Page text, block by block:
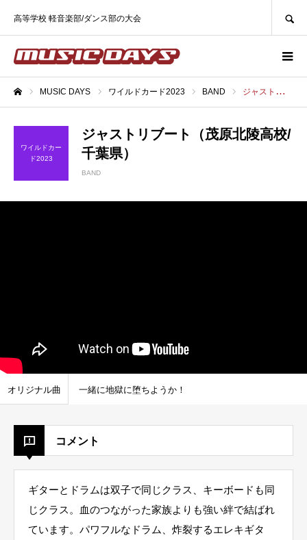
高等学校 軽音楽部/ダンス部の大会
MUSIC DAYS ワイルドカード2023 BAND ジャストリブート（茂原北陵高校/千葉県）
ワイルドカー
ド2023
ジャストリブート（茂原北陵高校/
千葉県）
BAND
オリジナル曲 一緒に地獄に堕ちようか！
コメント
ギターとドラムは双子で同じクラス、キーボードも同
じクラス。血のつながった家族よりも強い絆で結ばれ
ています。パワフルなドラム、炸裂するエレキギタ